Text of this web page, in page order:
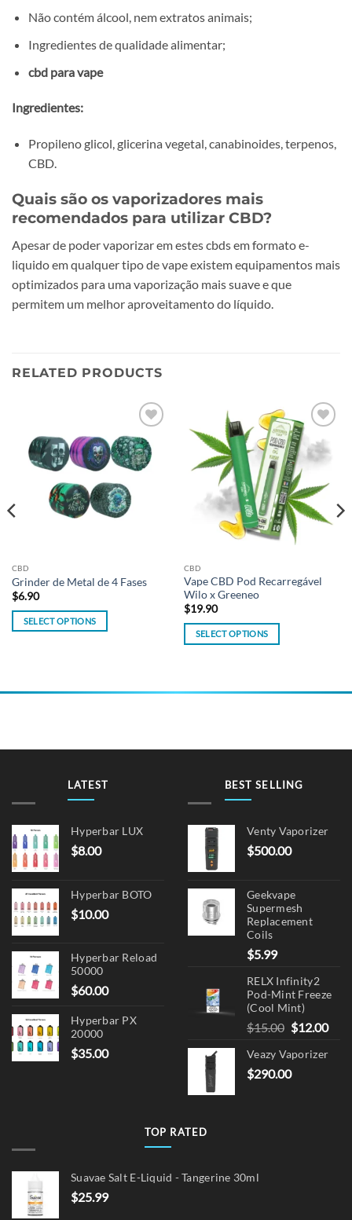
Não contém álcool, nem extratos animais;
Ingredientes de qualidade alimentar;
cbd para vape
Ingredientes:
Propileno glicol, glicerina vegetal, canabinoides, terpenos,
CBD.
Quais são os vaporizadores mais
recomendados para utilizar CBD?
Apesar de poder vaporizar em estes cbds em formato e-
liquido em qualquer tipo de vape existem equipamentos mais
optimizados para uma vaporização mais suave e que
permitem um melhor aproveitamento do líquido.
RELATED PRODUCTS
Add to
wishlist
CBD
Grinder de Metal de 4 Fases
$6.90
SELECT OPTIONS
on
product
page
Add to
wishlist
CBD
Vape CBD Pod Recarregável
Wilo x Greeneo
$19.90
SELECT OPTIONS
options
chosen
product
page
LATEST
Hyperbar LUX
$8.00
Hyperbar BOTO
$10.00
Hyperbar Reload
50000
$60.00
Hyperbar PX
20000
$35.00
BEST SELLING
Venty Vaporizer
$500.00
Geekvape
Supermesh
Replacement
Coils
$5.99
RELX Infinity2
Pod-Mint Freeze
(Cool Mint)
$15.00 Original
was:
$15.00.
$12.00
Veazy Vaporizer
$290.00
TOP RATED
Suavae Salt E-Liquid - Tangerine 30ml
$25.99